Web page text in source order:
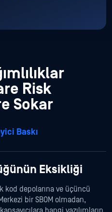
Risk
Sokar
Baskı
Eksikliği
kod depolarına ve üçüncü
bir SBOM olmadan,